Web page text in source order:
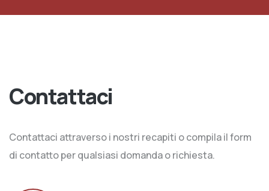
Contattaci
Contattaci attraverso i nostri recapiti o compila il form
di contatto per qualsiasi domanda o richiesta.